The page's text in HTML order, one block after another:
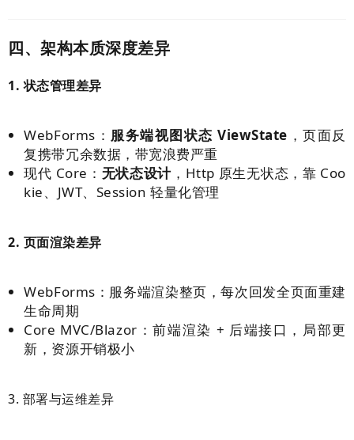
四、架构本质深度差异
1. 状态管理差异
WebForms： 服务端视图状态 ViewState ，页面反
复携带冗余数据，带宽浪费严重
现代 Core： 无状态设计 ，Http 原生无状态，靠 Coo
kie、JWT、 Session 轻量化管理
2. 页面渲染差异
WebForms：服务端渲染整页，每次回发全页面重建
生命周期
Core MVC/Blazor：前端渲染 + 后端接口，局部更
新，资源开销极小
3. 部署与运维差异